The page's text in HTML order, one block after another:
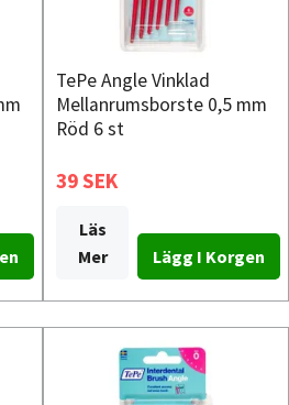
TePe Angle Vinklad
Mellanrumsborste 0,5 mm
Röd 6 st
39 SEK
Läs
Mer